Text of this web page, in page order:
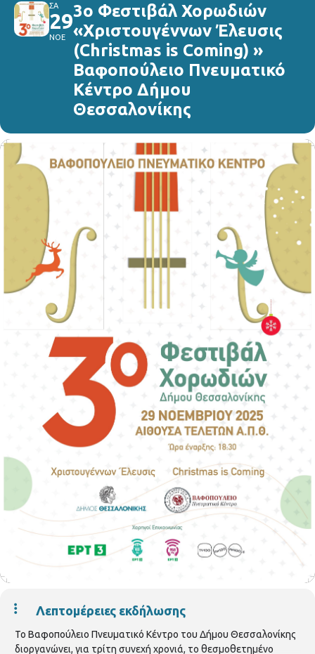
ΣΑ
29
ΝΟΕ
3ο Φεστιβάλ Χορωδιών
«Χριστουγέννων Έλευσις
(Christmas is Coming) »
Βαφοπούλειο Πνευματικό
Κέντρο Δήμου
Θεσσαλονίκης
Λεπτομέρειες εκδήλωσης
Το Βαφοπούλειο Πνευματικό Κέντρο του Δήμου Θεσσαλονίκης
διοργανώνει, για τρίτη συνεχή χρονιά, το θεσμοθετημένο